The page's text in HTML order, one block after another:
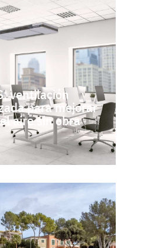
ventilación
para mejorar
aire sin obra